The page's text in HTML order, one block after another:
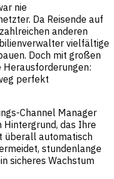
nie
Da Reisende auf
anderen
vielfältige
Doch mit großen
Herausforderungen:
perfekt
Channel Manager
Hintergrund, das Ihre
überall automatisch
stundenlange
sicheres Wachstum